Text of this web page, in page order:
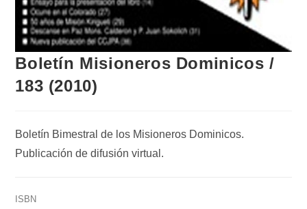
Boletín Misioneros Dominicos /
183 (2010)
Boletín Bimestral de los Misioneros Dominicos.
Publicación de difusión virtual.
ISBN